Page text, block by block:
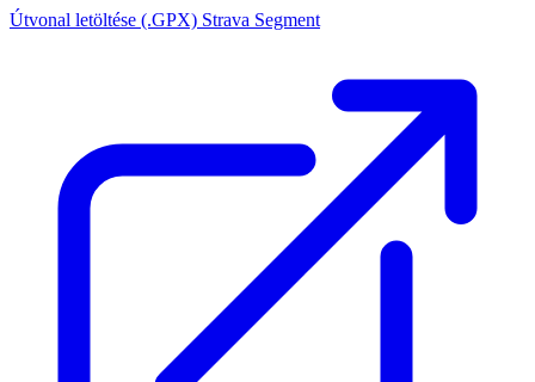
Útvonal letöltése (.GPX) Strava Segment